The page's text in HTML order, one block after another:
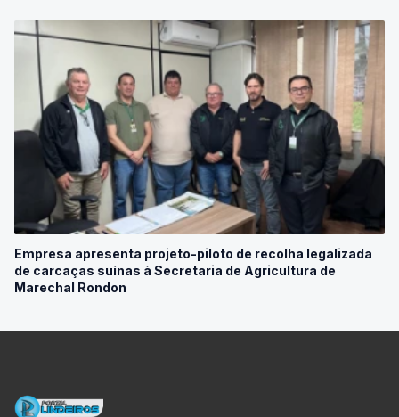
Empresa apresenta projeto-piloto de recolha legalizada
de carcaças suínas à Secretaria de Agricultura de
Marechal Rondon